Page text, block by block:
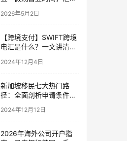
坑指南
2026年5月2日
【跨境支付】SWIFT跨境
电汇是什么？一文讲清楚
响
2024年12月4日
新加坡移民七大热门路
径：全面剖析申请条件与
2024年12月12日
2026年海外公司开户指